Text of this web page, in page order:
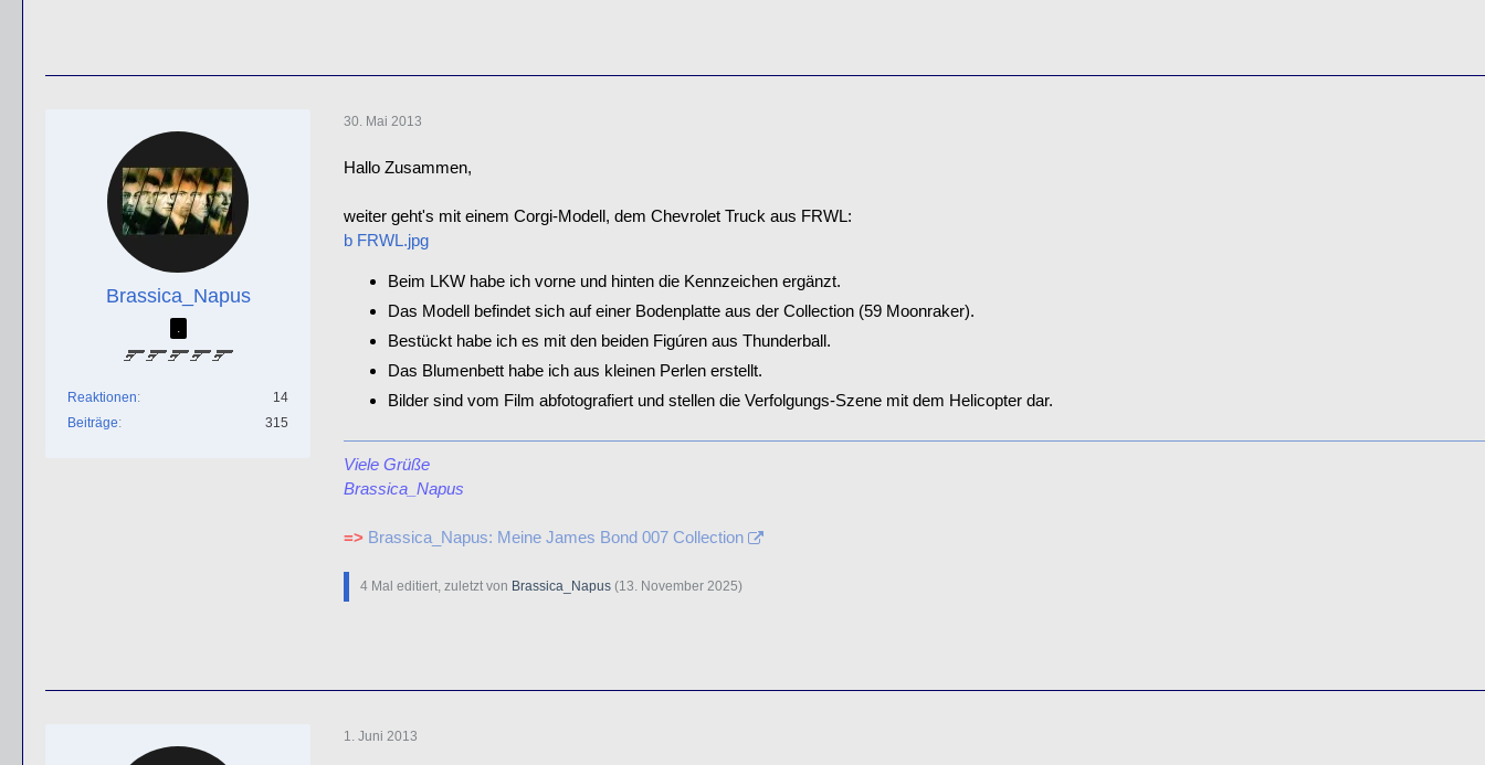
Brassica_Napus
Reaktionen
14
Beiträge
315
30. Mai 2013
Hallo Zusammen,
weiter geht's mit einem Corgi-Modell, dem Chevrolet Truck aus FRWL:
b FRWL.jpg
Beim LKW habe ich vorne und hinten die Kennzeichen ergänzt.
Das Modell befindet sich auf einer Bodenplatte aus der Collection (59 Moonraker).
Bestückt habe ich es mit den beiden Figúren aus Thunderball.
Das Blumenbett habe ich aus kleinen Perlen erstellt.
Bilder sind vom Film abfotografiert und stellen die Verfolgungs-Szene mit dem Helicopter dar.
Viele Grüße
Brassica_Napus
=> Brassica_Napus: Meine James Bond 007 Collection
4 Mal editiert, zuletzt von Brassica_Napus (13. November 2025)
1. Juni 2013